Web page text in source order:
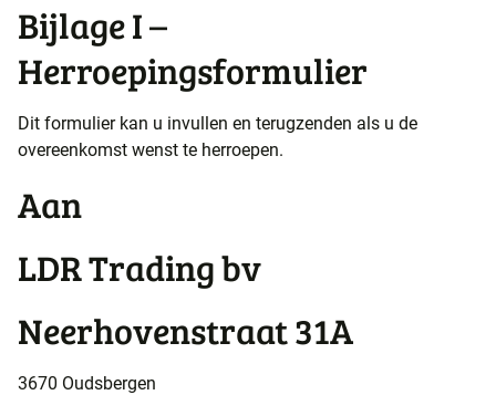
Bijlage I –
Herroepingsformulier
Dit formulier kan u invullen en terugzenden als u de
overeenkomst wenst te herroepen.
Aan
LDR Trading bv
Neerhovenstraat 31A
3670 Oudsbergen